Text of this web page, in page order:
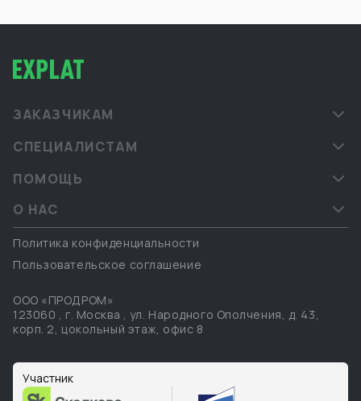
ЗАКАЗЧИКАМ
СПЕЦИАЛИСТАМ
ПОМОЩЬ
О НАС
Политика конфиденциальности
Пользовательское соглашение
ООО «ПРОДРОМ»
123060 , г. Москва , ул. Народного Ополчения, д. 43,
корп. 2, цокольный этаж, офис 8
Участник